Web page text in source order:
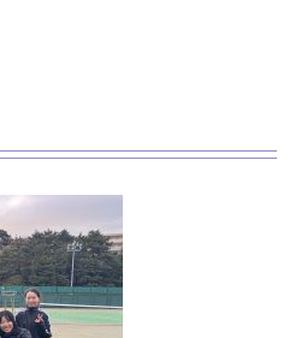
YouTube